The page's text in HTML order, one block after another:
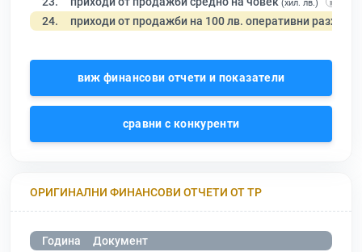
(хил. лв.)
24. приходи от продажби на 100 лв. оперативни разходи
виж финансови отчети и показатели
сравни с конкуренти
ОРИГИНАЛНИ ФИНАНСОВИ ОТЧЕТИ ОТ ТР
Година Документ